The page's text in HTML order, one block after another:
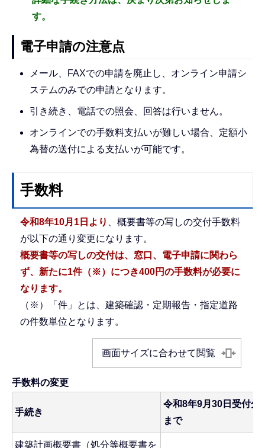
す。
電子申請の注意点
メール、FAXでの申請を廃止し、オンライン申請シ
ステムのみでの申請となります。
引き続き、電話での照会、回答は行いません。
オンラインでの手数料支払いが難しい場合、定額小
為替の送付による支払いが可能です。
手数料
令和8年10月1日より
、概要書等の写しの交付手数料
が以下の通り変更になります。
概要書等の写しの交付は、窓口、電子申請に関わら
ず、新たに1件（※） につき400円の手数料が必要に
なります。
（※）「件」とは、建築確認・定期報告・指定道路
の件数単位となります。
画面サイズに合わせて閲覧
手数料の変更
手続き
令和8年9月30日受付分
まで
建築計画概要書（処分等概要書を